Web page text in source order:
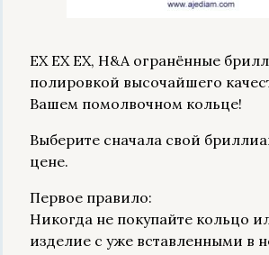
EX EX EX, H&A огранённые
полировкой высочайшего
Вашем помолвочном кольце!
Выберите сначала свой
цене.
Первое правило:
Никогда не покупайте кольцо
изделие с уже вставленными в